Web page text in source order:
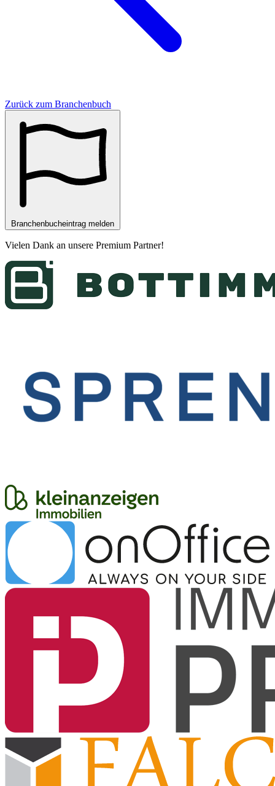
Zurück zum Branchenbuch
Branchenbucheintrag melden
Vielen Dank an unsere Premium Partner!